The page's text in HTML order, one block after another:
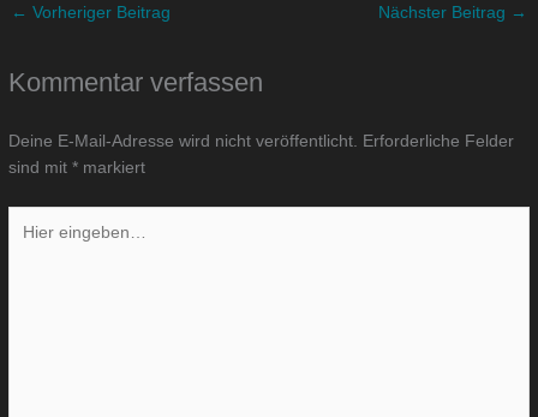
← Vorheriger Beitrag Nächster Beitrag →
Kommentar verfassen
Deine E-Mail-Adresse wird nicht veröffentlicht. Erforderliche Felder
sind mit* markiert
eingeben…